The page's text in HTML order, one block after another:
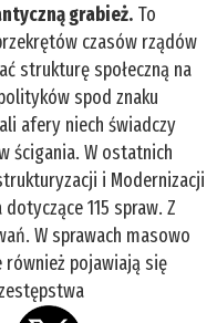
grabież. To
czasów rządów
strukturę społeczną na
spod znaku
afery niech świadczy
ścigania. W ostatnich
i Modernizacji
115 spraw. Z
W sprawach masowo
pojawiają się